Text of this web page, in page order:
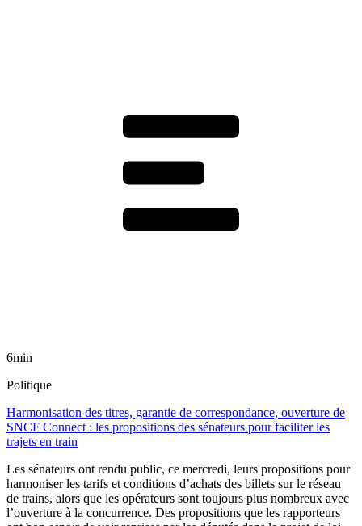
6min
Politique
Harmonisation des titres, garantie de correspondance, ouverture de
SNCF Connect : les propositions des sénateurs pour faciliter les
trajets en train
Les sénateurs ont rendu public, ce mercredi, leurs propositions pour
harmoniser les tarifs et conditions d’achats des billets sur le réseau
de trains, alors que les opérateurs sont toujours plus nombreux avec
l’ouverture à la concurrence. Des propositions que les rapporteurs